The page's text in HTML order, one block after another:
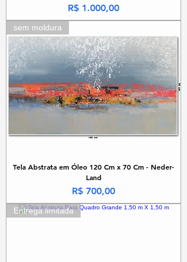
Preço
R$ 1.000,00
sem moldura
Tela Abstrata em Óleo 120 Cm x 70 Cm - Neder-
Land
Preço
R$ 700,00
Entrega limitada